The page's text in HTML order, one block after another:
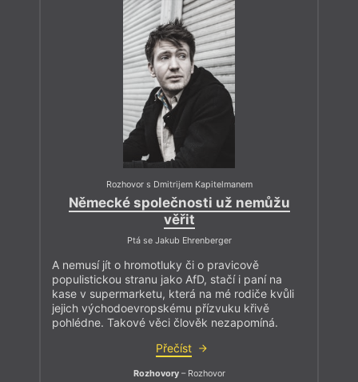
Rozhovor s Dmitrijem Kapitelmanem
Německé společnosti už nemůžu
věřit
Ptá se Jakub Ehrenberger
A nemusí jít o hromotluky či o pravicově
populistickou stranu jako AfD, stačí i paní na
kase v supermarketu, která na mé rodiče kvůli
jejich východoevropskému přízvuku křivě
pohlédne. Takové věci člověk nezapomíná.
Přečíst
Rozhovory– Rozhovor